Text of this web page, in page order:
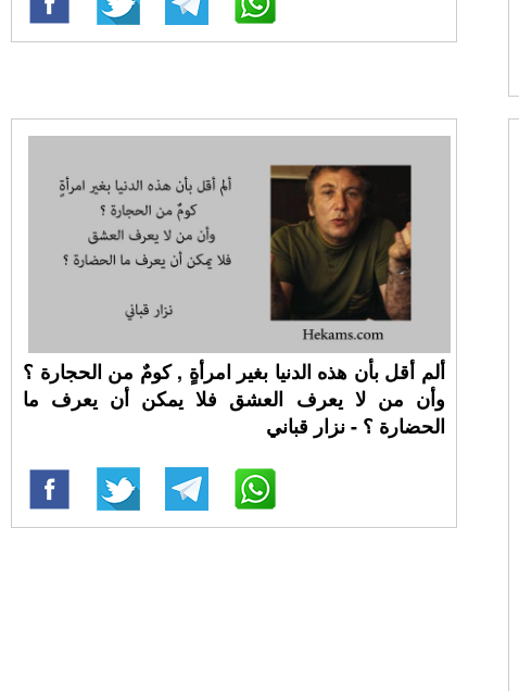
ألم أقل بأن هذه الدنيا بغير امرأةٍ , كومٌ من الحجارة ؟
وأن من لا يعرف العشق فلا يمكن أن يعرف ما
الحضارة ؟ - نزار قباني